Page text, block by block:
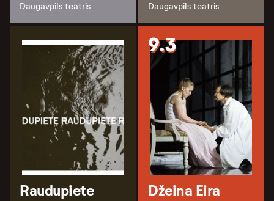
Daugavpils teātris Daugavpils teātris
Raudupiete
9.3
Džeina Eira